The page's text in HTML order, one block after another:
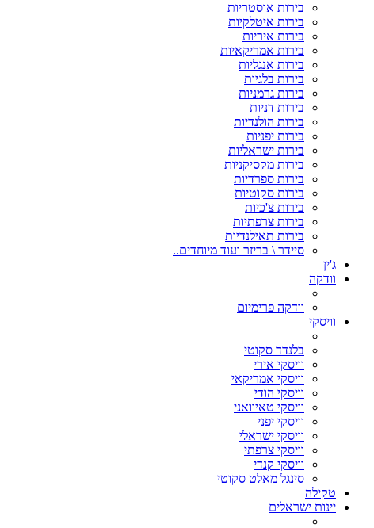
בירות אוסטריות
בירות איטלקיות
בירות איריות
בירות אמריקאיות
בירות אנגליות
בירות בלגיות
בירות גרמניות
בירות דניות
בירות הולנדיות
בירות יפניות
בירות ישראליות
בירות מקסיקניות
בירות ספרדיות
בירות סקוטיות
בירות צ'כיות
בירות צרפתיות
בירות תאילנדיות
סיידר \ בריזר ועוד מיוחדים..
ג'ין
וודקה
וודקה פרימיום
וויסקי
בלנדד סקוטי
וויסקי אירי
וויסקי אמריקאי
וויסקי הודי
וויסקי טאיוואני
וויסקי יפני
וויסקי ישראלי
וויסקי צרפתי
וויסקי קנדי
סינגל מאלט סקוטי
טקילה
יינות ישראלים